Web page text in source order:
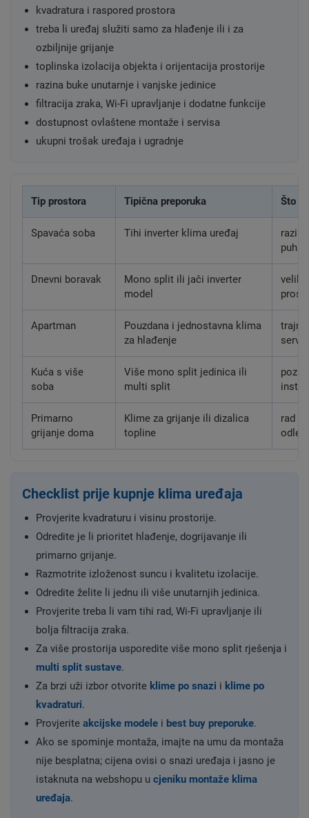
kvadratura i raspored prostora
treba li uređaj služiti samo za hlađenje ili i za
ozbiljnije grijanje
toplinska izolacija objekta i orijentacija prostorije
razina buke unutarnje i vanjske jedinice
filtracija zraka, Wi-Fi upravljanje i dodatne funkcije
dostupnost ovlaštene montaže i servisa
ukupni trošak uređaja i ugradnje
Tip prostora Tipična preporuka Što
Spavaća soba Tihi inverter klima uređaj
Dnevni boravak
Mono split ili jači inverter
model
Apartman
Pouzdana i jednostavna klima
za hlađenje
Kuća s više
soba
Više mono split jedinica ili
multi split
Primarno
grijanje doma
Klime za grijanje ili dizalica
topline
rad
Checklist prije kupnje klima uređaja
Provjerite kvadraturu i visinu prostorije.
Odredite je li prioritet hlađenje, dogrijavanje ili
primarno grijanje.
Razmotrite izloženost suncu i kvalitetu izolacije.
Odredite želite li jednu ili više unutarnjih jedinica.
Provjerite treba li vam tihi rad, Wi-Fi upravljanje ili
bolja filtracija zraka.
Za više prostorija usporedite više mono split rješenja i
multi split sustave.
Za brzi uži izbor otvorite klime po snazi i klime po
kvadraturi.
Provjerite akcijske modele i best buy preporuke.
Ako se spominje montaža, imajte na umu da montaža
nije besplatna; cijena ovisi o snazi uređaja i jasno je
istaknuta na webshopu u cjeniku montaže klima
uređaja.